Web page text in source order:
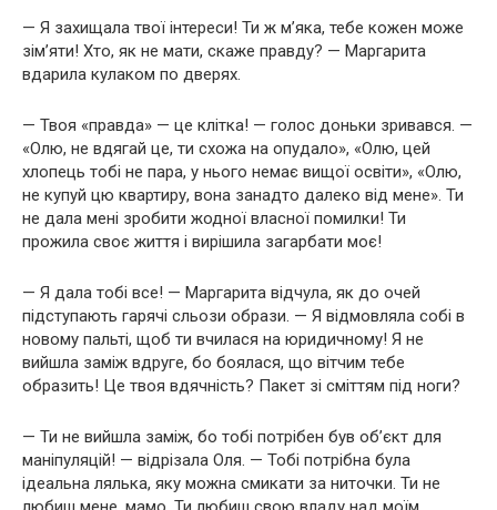
— Я захищала твої інтереси! Ти ж м’яка, тебе кожен може
зім’яти! Хто, як не мати, скаже правду? — Маргарита
вдарила кулаком по дверях.
— Твоя «правда» — це клітка! — голос доньки зривався. —
«Олю, не вдягай це, ти схожа на опудало», «Олю, цей
хлопець тобі не пара, у нього немає вищої освіти», «Олю,
не купуй цю квартиру, вона занадто далеко від мене». Ти
не дала мені зробити жодної власної помилки! Ти
прожила своє життя і вирішила загарбати моє!
— Я дала тобі все! — Маргарита відчула, як до очей
підступають гарячі сльози образи. — Я відмовляла собі в
новому пальті, щоб ти вчилася на юридичному! Я не
вийшла заміж вдруге, бо боялася, що вітчим тебе
образить! Це твоя вдячність? Пакет зі сміттям під ноги?
— Ти не вийшла заміж, бо тобі потрібен був об’єкт для
маніпуляцій! — відрізала Оля. — Тобі потрібна була
ідеальна лялька, яку можна смикати за ниточки. Ти не